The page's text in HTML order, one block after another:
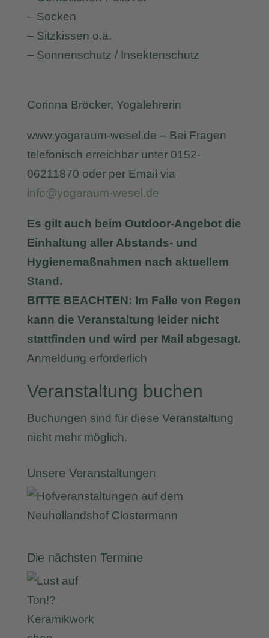
– Socken
– Sitzkissen o.ä.
– Sonnenschutz / Insektenschutz
Corinna Bröcker, Yogalehrerin
www.yogaraum-wesel.de – Bei Fragen
telefonisch erreichbar unter 0152-
06211870 oder per Email via
info@yogaraum-wesel.de
Es gilt auch beim Outdoor-Angebot die
Einhaltung aller Abstands- und
Hygienemaßnahmen nach aktuellem
Stand.
BITTE BEACHTEN: Im Falle von Regen
kann die Veranstaltung leider nicht
stattfinden und wird per Mail abgesagt.
Anmeldung erforderlich
Veranstaltung buchen
Buchungen sind für diese Veranstaltung
nicht mehr möglich.
Unsere Veranstaltungen
Die nächsten Termine